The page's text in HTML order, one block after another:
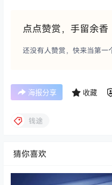
点点赞赏，手留余香
还没有人赞赏，快来当第一
海报分享 收藏
钱途
猜你喜欢